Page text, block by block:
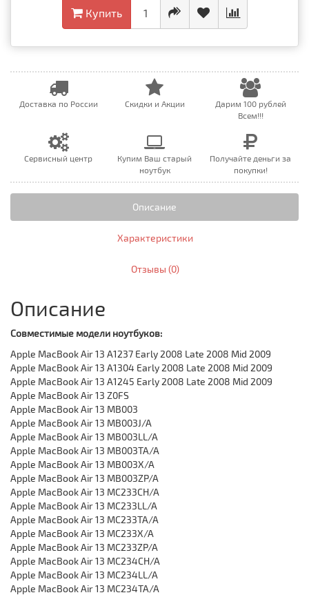
Купить
Доставка по России Скидки и Акции
Дарим 100 рублей
Всем!!!
Сервисный центр
Купим Ваш старый
ноутбук
Получайте деньги за
покупки!
Описание
Характеристики
Отзывы (0)
Описание
Совместимые модели ноутбуков:
Apple MacBook Air 13 A1237 Early 2008 Late 2008 Mid 2009
Apple MacBook Air 13 A1304 Early 2008 Late 2008 Mid 2009
Apple MacBook Air 13 A1245 Early 2008 Late 2008 Mid 2009
Apple MacBook Air 13 Z0FS
Apple MacBook Air 13 MB003
Apple MacBook Air 13 MB003J/A
Apple MacBook Air 13 MB003LL/A
Apple MacBook Air 13 MB003TA/A
Apple MacBook Air 13 MB003X/A
Apple MacBook Air 13 MB003ZP/A
Apple MacBook Air 13 MC233CH/A
Apple MacBook Air 13 MC233LL/A
Apple MacBook Air 13 MC233TA/A
Apple MacBook Air 13 MC233X/A
Apple MacBook Air 13 MC233ZP/A
Apple MacBook Air 13 MC234CH/A
Apple MacBook Air 13 MC234LL/A
Apple MacBook Air 13 MC234TA/A